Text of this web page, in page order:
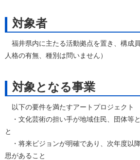
対象者
福井県内に主たる活動拠点を置き、構成
人格の有無、種別は問いません）
対象となる事業
以下の要件を満たすアートプロジェクト
・文化芸術の担い手が地域住民、団体等
と
・将来ビジョンが明確であり、次年度以
思があること